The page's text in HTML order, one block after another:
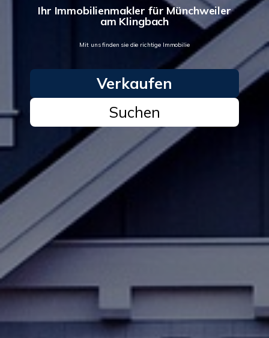
Ihr Immobilienmakler für Münchweiler
am Klingbach
Mit uns finden sie die richtige Immobilie
Verkaufen
Suchen